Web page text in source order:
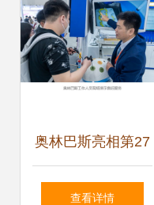
中心正式落成
奥林巴斯亮相第27
届全国手术室护理
查看详情